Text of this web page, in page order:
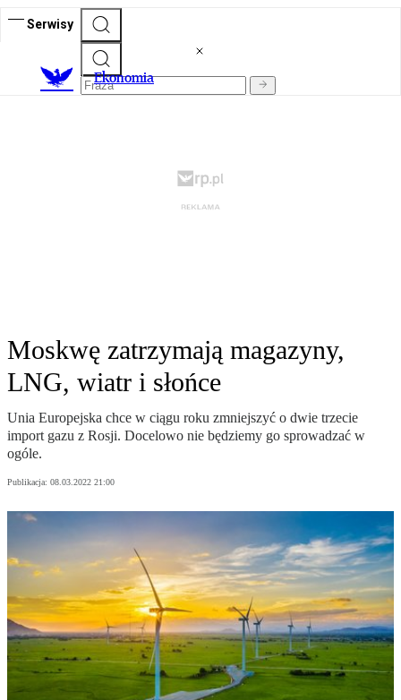
Serwisy
Ekonomia
Moskwę zatrzymają magazyny,
LNG, wiatr i słońce
Unia Europejska chce w ciągu roku zmniejszyć o dwie trzecie
import gazu z Rosji. Docelowo nie będziemy go sprowadzać w
ogóle.
Publikacja: 08.03.2022 21:00